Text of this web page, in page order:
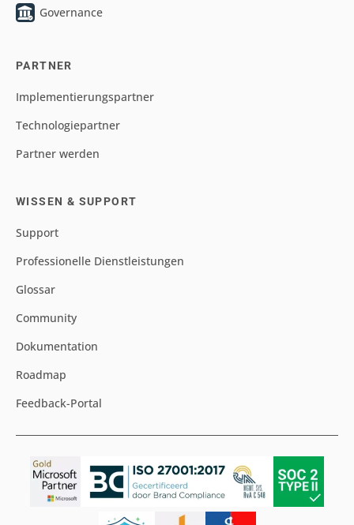
Governance
PARTNER
Implementierungspartner
Technologiepartner
Partner werden
WISSEN & SUPPORT
Support
Professionelle Dienstleistungen
Glossar
Community
Dokumentation
Roadmap
Feedback-Portal